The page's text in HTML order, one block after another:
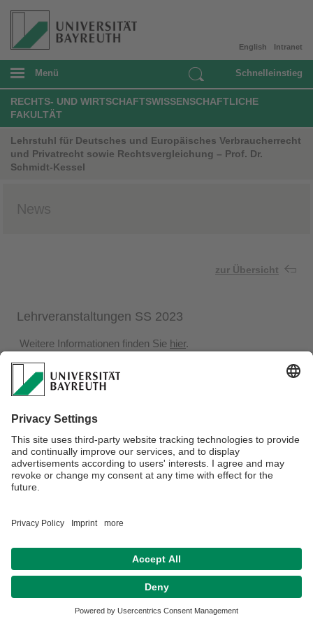
Intranet
English
Menü Schnelleinstieg
RECHTS- UND WIRTSCHAFTSWISSENSCHAFTLICHE
FAKULTÄT
Lehrstuhl für Deutsches und Europäisches Verbraucherrecht
und Privatrecht sowie Rechtsvergleichung – Prof. Dr.
Schmidt-Kessel
News
zur Übersicht
Lehrveranstaltungen SS 2023
Weitere Informationen finden Sie hier.
Kontakt
Barrierefreiheitserklärung